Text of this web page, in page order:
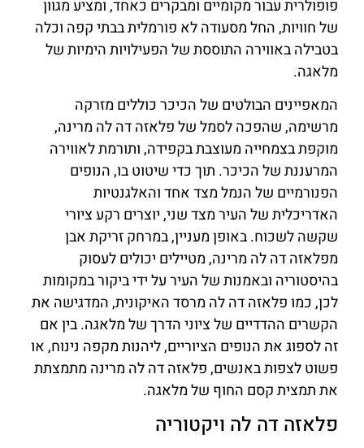
פופולרית עבור מקומיים ומבקרים כאחד, ומציע מגוון
של חוויות, החל מסעודה לא פורמלית בבתי קפה וכלה
בטבילה באווירה התוססת של הפעילויות הימיות של
מלאגה.
המאפיינים הבולטים של הכיכר כוללים מזרקה
מרשימה, שהפכה לסמל של פלאזה דה לה מרינה,
מוקפת בצמחייה מעוצבת בקפידה, ותורמת לאווירה
המרעננת של הכיכר. תוך כדי שיטוט בו, הנופים
הפנורמיים של הנמל מצד אחד והאלגנטיות
האדריכלית של העיר מצד שני, יוצרים רקע ציורי
שקשה לשכוח. באופן מעניין, במרחק זריקת אבן
מפלאזה דה לה מרינה, מטיילים יכולים לעסוק
בהיסטוריה ובאמנות של העיר על ידי ביקור במקומות
לכן, כמו פלאזה דה לה מרסד האיקונית, המדגישה את
הקשרים ההדדיים של ציוני הדרך של מלאגה. בין אם
זה לספוג את הנופים הציוריים, ליהנות מקפה נינוח, או
פשוט לצפות באנשים, פלאזה דה לה מרינה מתמצתת
את תמצית קסם החוף של מלאגה.
פלאזה דה לה ויקטוריה